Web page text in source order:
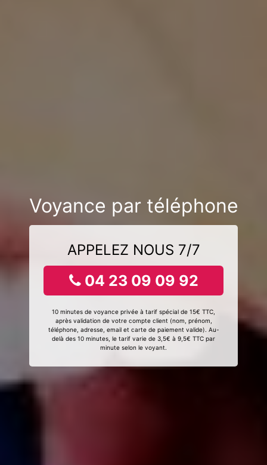
Voyance par téléphone
APPELEZ NOUS 7/7
04 23 09 09 92
10 minutes de voyance privée à tarif spécial de 15€ TTC,
après validation de votre compte client (nom, prénom,
téléphone, adresse, email et carte de paiement valide). Au-
delà des 10 minutes, le tarif varie de 3,5€ à 9,5€ TTC par
minute selon le voyant.